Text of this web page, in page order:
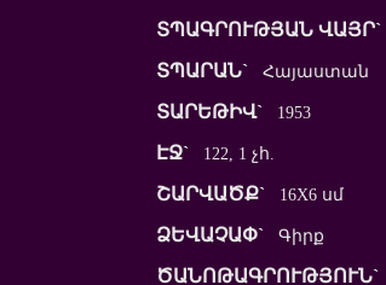
ՏՊԱԳՐՈՒԹՅԱՆ ՎԱՅՐ`
ՏՊԱՐԱՆ` Հայաստան
ՏԱՐԵԹԻՎ` 1953
ԷՋ` 122, 1 չհ.
ՇԱՐՎԱԾՔ` 16X6 սմ
ՁԵՎԱՉԱՓ` Գիրք
ԾԱՆՈԹԱԳՐՈՒԹՅՈՒՆ`